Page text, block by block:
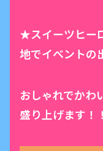
★スイーツヒー
地でイベントの
おしゃれでかわ
盛り上げます！！